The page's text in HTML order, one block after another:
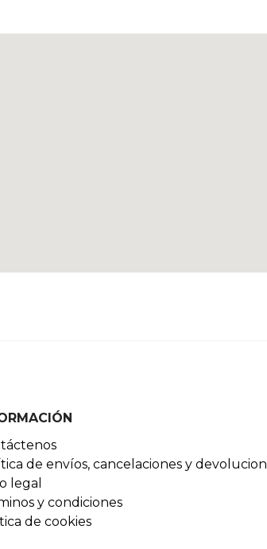
de envíos, cancelaciones y
legal
y condiciones
de cookies